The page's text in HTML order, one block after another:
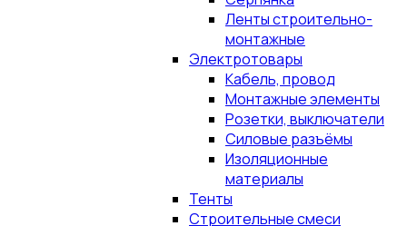
Ленты строительно-
монтажные
Электротовары
Кабель, провод
Монтажные элементы
Розетки, выключатели
Силовые разъёмы
Изоляционные
материалы
Тенты
Строительные смеси